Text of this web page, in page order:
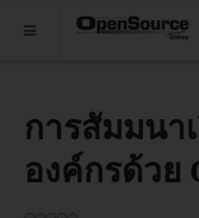
ซอฟต์แวร์
การสัมมนา
องค์กรด้วย